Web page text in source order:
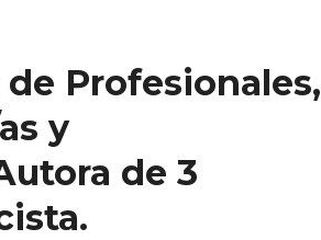
Profesionales,
y
de 3